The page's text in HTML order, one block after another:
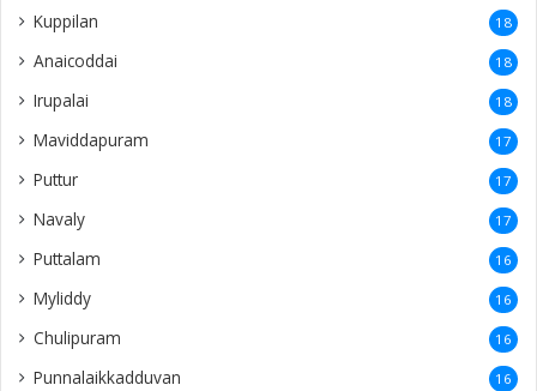
Kuppilan 18
Anaicoddai 18
Irupalai 18
Maviddapuram 17
Puttur 17
Navaly 17
Puttalam 16
Myliddy 16
Chulipuram 16
Punnalaikkadduvan 16